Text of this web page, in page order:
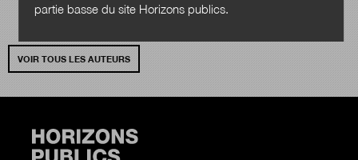
VOIR TOUS LES AUTEURS
partie basse du site Horizons publics.